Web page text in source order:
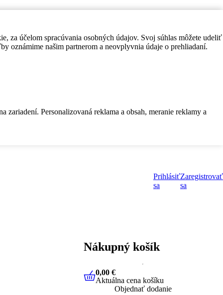
za účelom spracúvania osobných údajov. Svoj súhlas môžete udeliť
oznámime našim partnerom a neovplyvnia údaje o prehliadaní.
Personalizovaná reklama a obsah, meranie reklamy a
Prihlásiť
sa
Zaregistrovať
sa
Nákupný košík
0,00 €Aktuálna cena košíku
0,00 €
Aktuálna cena košíku
Objednať dodanie